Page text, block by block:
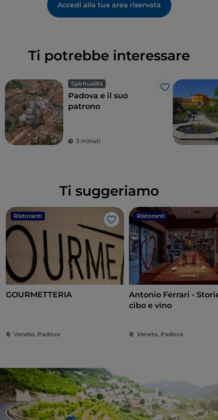
Accedi alla tua area riservata
Ti potrebbe interessare
Spiritualità
Like
Padova e il suo
patrono
3 minuti
Ti suggeriamo
Ristoranti
Like
GOURMETTERIA
Veneto, Padova
Ristoranti
Antonio Ferrari -
cibo e vino
Veneto, Padova